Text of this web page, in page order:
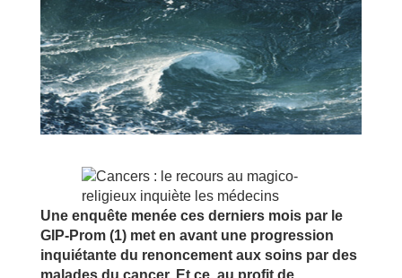
Une enquête menée ces derniers mois par le
GIP-Prom (1) met en avant une progression
inquiétante du renoncement aux soins par des
malades du cancer. Et ce, au profit de